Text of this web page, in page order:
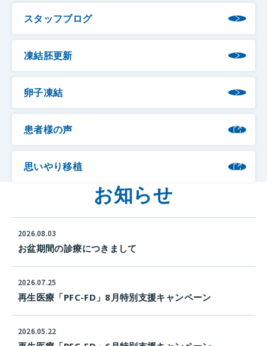
スタッフブログ
凍結胚更新
卵子凍結
患者様の声
思いやり移植
お知らせ
2026.08.03
お盆期間の診療につきまして
2026.07.25
再生医療「PFC-FD」8月特別支援キャンペーン
2026.05.22